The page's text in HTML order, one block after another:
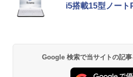
i5搭載15型ノート
Google 検索で当サイトの記